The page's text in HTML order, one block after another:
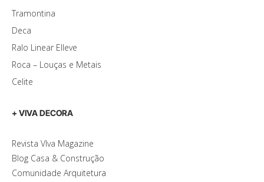
Tramontina
Deca
Ralo Linear Elleve
Roca – Louças e Metais
Celite
+ VIVA DECORA
Revista VIva Magazine
Blog Casa & Construção
Comunidade Arquitetura